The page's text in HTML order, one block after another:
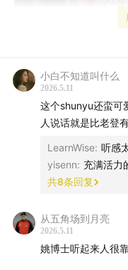
而改变颜色。
硅谷AI业界有两位
前一位姚顺雨2025年
Anthropic来到Google
今天的嘉宾姚顺宇，
小白不知道叫什么
2026.5.11
这个shunyu还蛮可
人说话就是比老登
LearnWise: 听感
yisenn: 充满活力
共8条回复
从五角场到月亮
2026.5.11
姚博士听起来人很